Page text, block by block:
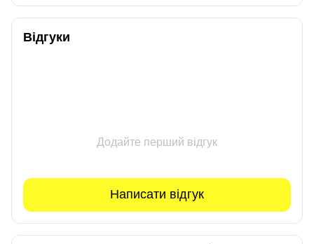
Відгуки
Додайте перший відгук
Написати відгук